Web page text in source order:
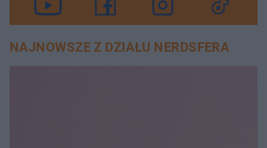
NAJNOWSZE Z DZIAŁU NERDSFERA